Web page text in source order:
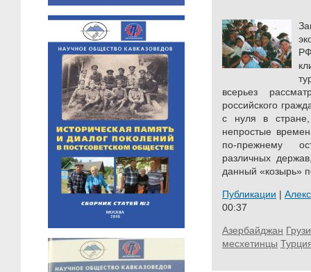
всерьез
российского
с нуля в
непростые
по-прежнему
различных
данный «козырь»
Публикации |
00:37
Азербайджан
месхетинцы